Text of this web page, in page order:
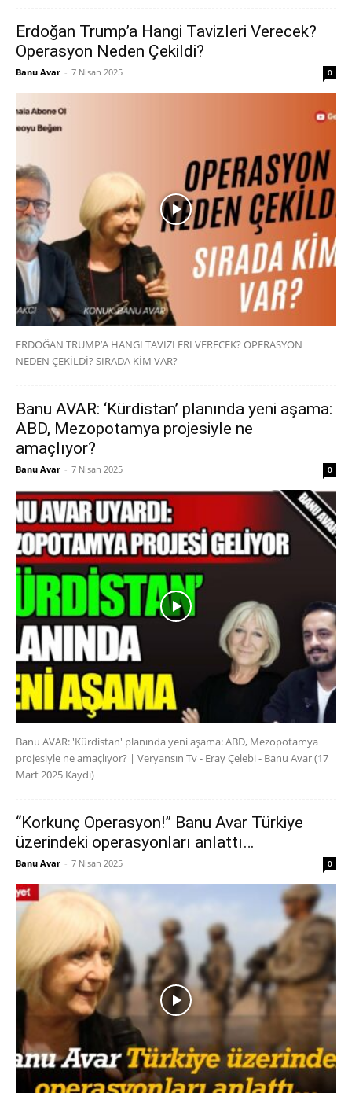
Erdoğan Trump’a Hangi Tavizleri Verecek?
Operasyon Neden Çekildi?
Banu Avar - 7 Nisan 2025 0
ERDOĞAN TRUMP’A HANGİ TAVİZLERİ VERECEK? OPERASYON
NEDEN ÇEKİLDİ? SIRADA KİM VAR?
Banu AVAR: ‘Kürdistan’ planında yeni aşama:
ABD, Mezopotamya projesiyle ne
amaçlıyor?
Banu Avar - 7 Nisan 2025 0
Banu AVAR: 'Kürdistan' planında yeni aşama: ABD, Mezopotamya
projesiyle ne amaçlıyor? | Veryansın Tv - Eray Çelebi - Banu Avar (17
Mart 2025 Kaydı)
“Korkunç Operasyon!” Banu Avar Türkiye
üzerindeki operasyonları anlattı…
Banu Avar - 7 Nisan 2025 0